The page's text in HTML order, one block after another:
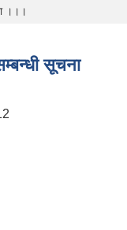
।।।
सूचना